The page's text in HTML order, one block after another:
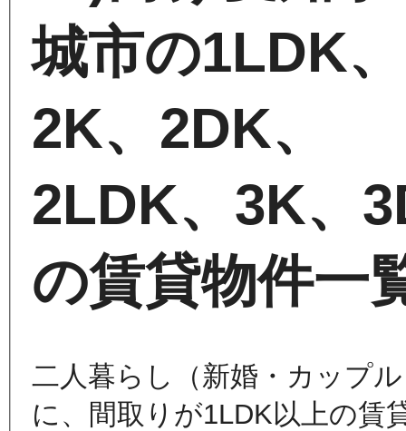
城市の1LDK、
2K、2DK、
2LDK、3K、
の賃貸物件一
二人暮らし（新婚・カップ
に、間取りが1LDK以上の賃